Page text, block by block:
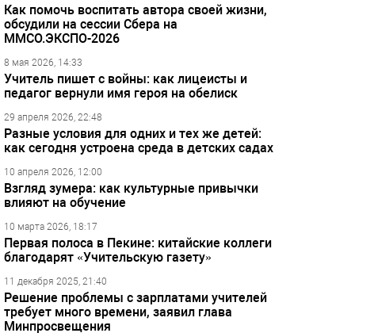
Как помочь воспитать автора своей жизни,
обсудили на сессии Сбера на
ММСО.ЭКСПО-2026
8 мая 2026, 14:33
Учитель пишет с войны: как лицеисты и
педагог вернули имя героя на обелиск
29 апреля 2026, 22:48
Разные условия для одних и тех же детей:
как сегодня устроена среда в детских садах
10 апреля 2026, 12:00
Взгляд зумера: как культурные привычки
влияют на обучение
10 марта 2026, 18:17
Первая полоса в Пекине: китайские коллеги
благодарят «Учительскую газету»
11 декабря 2025, 21:40
Решение проблемы с зарплатами учителей
требует много времени, заявил глава
Минпросвещения